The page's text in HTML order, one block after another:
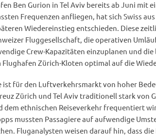
Ben Gurion in Tel Aviv bereits ab Juni mit
Frequenzen anfliegen, hat sich Swiss
Wiedereinstieg entschieden. Diese
Fluggesellschaft, die operativen
Crew-Kapazitäten einzuplanen und
Flughafen Zürich-Kloten optimal auf die
ist für den Luftverkehrsmarkt von hoher
Zürich und Tel Aviv traditionell stark von
dem ethnischen Reiseverkehr frequentiert
mussten Passagiere auf aufwendige
Fluganalysten weisen darauf hin, dass